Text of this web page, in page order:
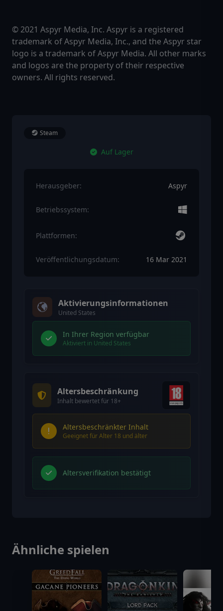
© 2021 Aspyr Media, Inc. Aspyr is a registered
trademark of Aspyr Media, Inc., and the Aspyr star
logo is a trademark of Aspyr Media. All other marks
and logos are the property of their respective
owners. All rights reserved.
Steam
Auf Lager
Herausgeber: Aspyr
Betriebssystem:
Plattformen:
Veröffentlichungsdatum: 16 Mar 2021
Aktivierungsinformationen
United States
In Ihrer Region verfügbar
Aktiviert in United States
Altersbeschränkung
Inhalt bewertet für 18+
Altersbeschränkter Inhalt
Geeignet für Alter 18 und älter
Altersverifikation bestätigt
Ähnliche spielen